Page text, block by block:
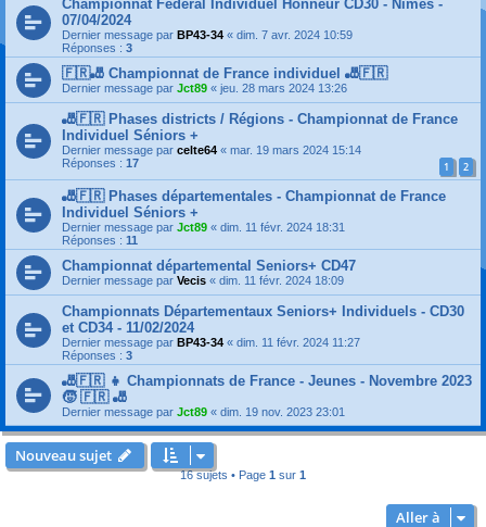
Championnat Fédéral Individuel Honneur CD30 - Nîmes -
07/04/2024
Dernier message par BP43-34 « dim. 7 avr. 2024 10:59
Réponses : 3
🇫🇷🎳 Championnat de France individuel 🎳🇫🇷
Dernier message par Jct89 « jeu. 28 mars 2024 13:26
🎳🇫🇷 Phases districts / Régions - Championnat de France
Individuel Séniors +
Dernier message par celte64 « mar. 19 mars 2024 15:14
Réponses : 17 1 2
🎳🇫🇷 Phases départementales - Championnat de France
Individuel Séniors +
Dernier message par Jct89 « dim. 11 févr. 2024 18:31
Réponses : 11
Championnat départemental Seniors+ CD47
Dernier message par Vecis « dim. 11 févr. 2024 18:09
Championnats Départementaux Seniors+ Individuels - CD30
et CD34 - 11/02/2024
Dernier message par BP43-34 « dim. 11 févr. 2024 11:27
Réponses : 3
🎳🇫🇷 👧 Championnats de France - Jeunes - Novembre 2023
🧒 🇫🇷 🎳
Dernier message par Jct89 « dim. 19 nov. 2023 23:01
Nouveau sujet
16 sujets • Page 1 sur 1
Aller à